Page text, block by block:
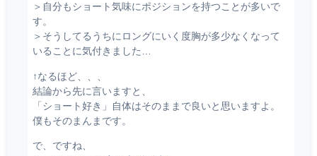
＞自分もショート気味にポジションを持つことが多いで
す。
＞そうしてるうちにロングにいく度胸が多少なくなって
いることに気付きました…
↑なるほど、、、
結論から先に言いますと、
「ショート好き」自体はそのままで良いと思いますよ。
僕もそのまんまです。
で、ですね、